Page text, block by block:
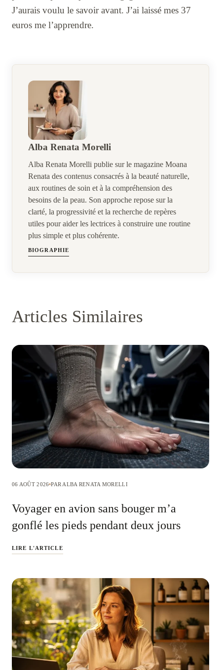
J’aurais voulu le savoir avant. J’ai laissé mes 37
euros me l’apprendre.
Alba Renata Morelli
Alba Renata Morelli publie sur le magazine Moana
Renata des contenus consacrés à la beauté naturelle,
aux routines de soin et à la compréhension des
besoins de la peau. Son approche repose sur la
clarté, la progressivité et la recherche de repères
utiles pour aider les lectrices à construire une routine
plus simple et plus cohérente.
BIOGRAPHIE
Articles Similaires
06 AOÛT 2026 PAR ALBA RENATA MORELLI
Voyager en avion sans bouger m’a
gonflé les pieds pendant deux jours
LIRE L'ARTICLE